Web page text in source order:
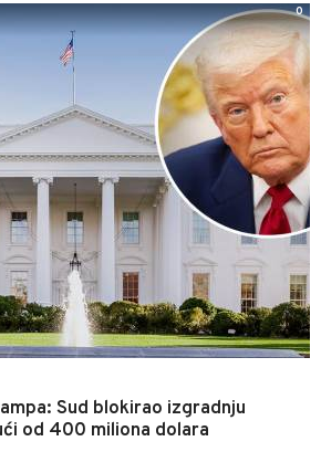
Sud blokirao izgradnju
od 400 miliona dolara
0